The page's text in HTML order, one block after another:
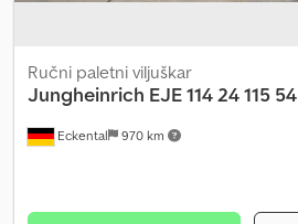
Eckental 970 km
Ručni paletni viljuškar
Jungheinrich EJE 114 24 115 54